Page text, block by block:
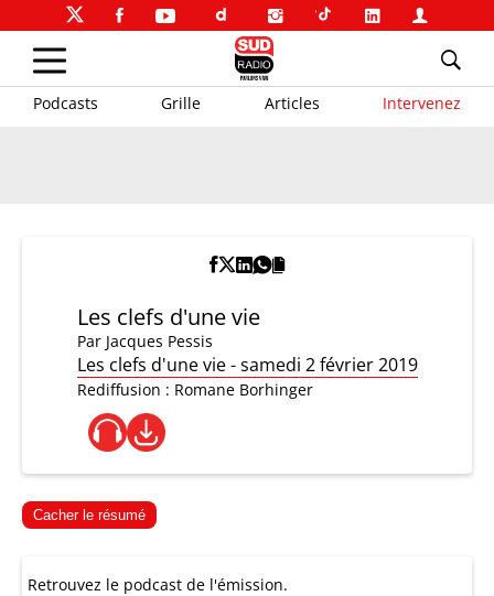
Podcasts Grille Articles Intervenez
Les clefs d'une vie
Par Jacques Pessis
Les clefs d'une vie - samedi 2 février 2019
Rediffusion : Romane Borhinger
Cacher le résumé
Retrouvez le podcast de l'émission.